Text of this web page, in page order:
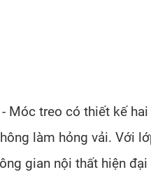
- Móc treo có thiết kế
làm hỏng vải. Với
gian nội thất hiện